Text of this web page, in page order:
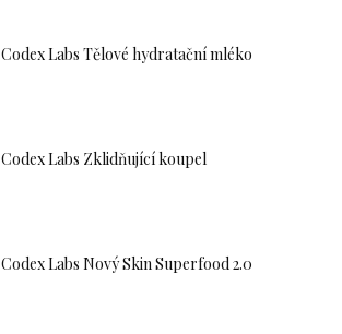
Codex Labs Tělové hydratační mléko
Codex Labs Zklidňující koupel
Codex Labs Nový Skin Superfood 2.0